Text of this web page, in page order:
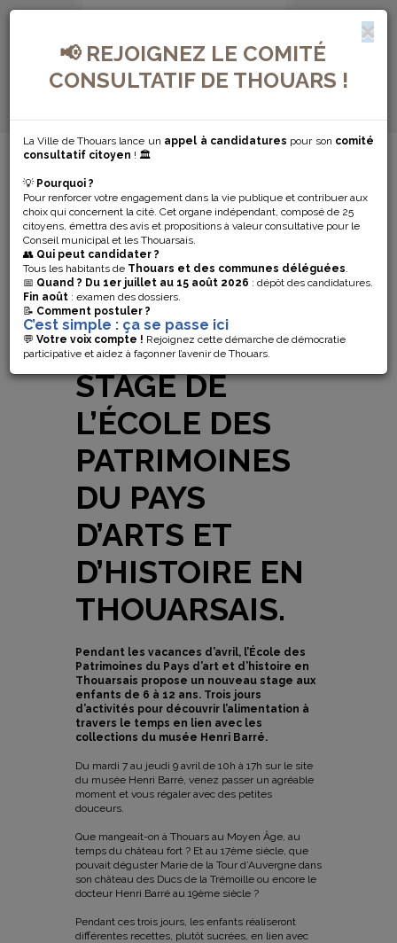
📢 REJOIGNEZ LE COMITÉ
CONSULTATIF DE THOUARS !
La Ville de Thouars lance un appel à candidatures pour son comité
consultatif citoyen ! 🏛️
💡 Pourquoi ?
Pour renforcer votre engagement dans la vie publique et contribuer aux
choix qui concernent la cité. Cet organe indépendant, composé de 25
citoyens, émettra des avis et propositions à valeur consultative pour le
Conseil municipal et les Thouarsais.
👥 Qui peut candidater ?
Tous les habitants de Thouars et des communes déléguées.
📅 Quand ? Du 1er juillet au 15 août 2026 : dépôt des candidatures.
Fin août : examen des dossiers.
📝 Comment postuler ?
C’est simple : ça se passe ici
💬 Votre voix compte ! Rejoignez cette démarche de démocratie
participative et aidez à façonner l’avenir de Thouars.
MENU DE NAVIGATION...
LA
GOURMANDISE
À L’HONNEUR
POUR LE
PROCHAIN
STAGE DE
L’ÉCOLE DES
PATRIMOINES
DU PAYS
D’ARTS ET
D’HISTOIRE EN
THOUARSAIS.
Pendant les vacances d’avril, l’École des
Patrimoines du Pays d’art et d’histoire en
Thouarsais propose un nouveau stage aux
enfants de 6 à 12 ans. Trois jours
d’activités pour découvrir l’alimentation à
travers le temps en lien avec les
collections du musée Henri Barré.
Du mardi 7 au jeudi 9 avril de 10h à 17h sur le site
du musée Henri Barré, venez passer un agréable
moment et vous régaler avec des petites
douceurs.
Que mangeait-on à Thouars au Moyen Âge, au
temps du château fort ? Et au 17ème siècle, que
pouvait déguster Marie de la Tour d’Auvergne dans
son château des Ducs de la Trémoille ou encore le
docteur Henri Barré au 19ème siècle ?
Pendant ces trois jours, les enfants réaliseront
différentes recettes, plutôt sucrées, en lien avec